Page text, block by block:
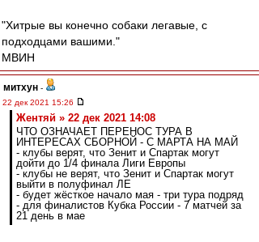
"Хитрые вы конечно собаки легавые, с
подходцами вашими."
МВИН
митхун -
22 дек 2021 15:26
Жентяй » 22 дек 2021 14:08
ЧТО ОЗНАЧАЕТ ПЕРЕНОС ТУРА В
ИНТЕРЕСАХ СБОРНОЙ - С МАРТА НА МАЙ
- клубы верят, что Зенит и Спартак могут
дойти до 1/4 финала Лиги Европы
- клубы не верят, что Зенит и Спартак могут
выйти в полуфинал ЛЕ
- будет жёсткое начало мая - три тура подряд
- для финалистов Кубка России - 7 матчей за
21 день в мае